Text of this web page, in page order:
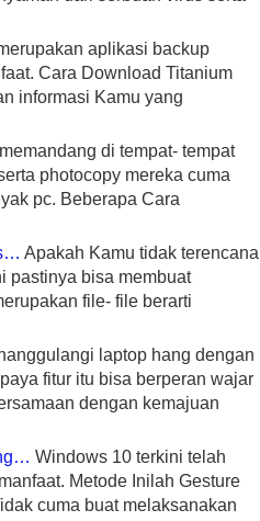
aplikasi backup
Cara Download Titanium
informasi Kamu yang
di tempat- tempat
photocopy mereka cuma
pc. Beberapa Cara
Apakah Kamu tidak terencana
pastinya bisa membuat
file- file berarti
laptop hang dengan
fitur itu bisa berperan wajar
dengan kemajuan
Windows 10 terkini telah
Metode Inilah Gesture
cuma buat melaksanakan